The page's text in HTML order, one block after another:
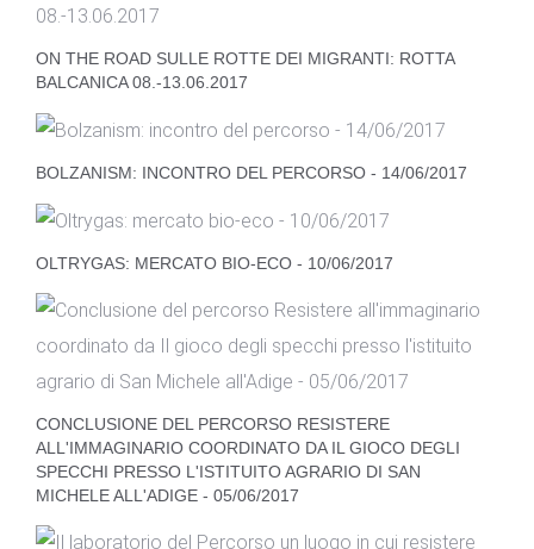
ON THE ROAD SULLE ROTTE DEI MIGRANTI: ROTTA
BALCANICA 08.-13.06.2017
BOLZANISM: INCONTRO DEL PERCORSO - 14/06/2017
OLTRYGAS: MERCATO BIO-ECO - 10/06/2017
CONCLUSIONE DEL PERCORSO RESISTERE
ALL'IMMAGINARIO COORDINATO DA IL GIOCO DEGLI
SPECCHI PRESSO L'ISTITUITO AGRARIO DI SAN
MICHELE ALL'ADIGE - 05/06/2017